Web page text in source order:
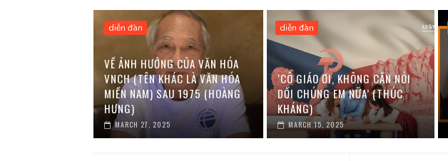
diễn đàn
VỀ ẢNH HƯỞNG CỦA VĂN HÓA
VNCH (TÊN KHÁC LÀ VĂN HÓA
MIỀN NAM) SAU 1975 (HOÀNG
HƯNG)
MARCH 27, 2025
diễn đàn
‘CÔ GIÁO ƠI, KHÔNG CẦN NÓI
DỐI CHÚNG EM NỮA’ (THÚC
KHÁNG)
MARCH 15, 2025